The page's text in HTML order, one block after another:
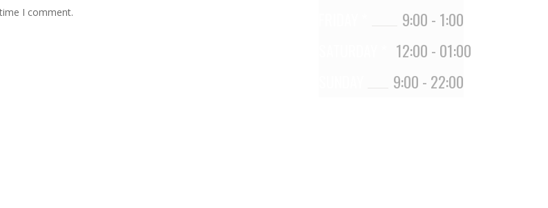
I comment. 9:00 - 1:00
12:00 - 01:00
9:00 - 22:00